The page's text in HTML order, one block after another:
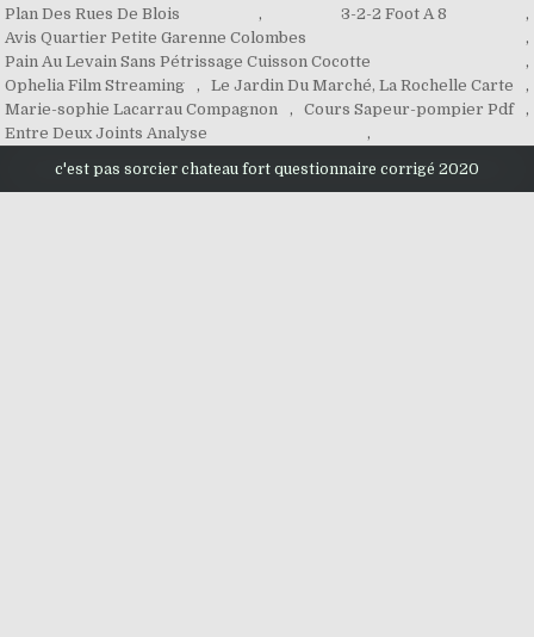
Plan Des Rues De Blois
, 3-2-2 Foot A 8
,
Avis Quartier Petite Garenne Colombes
,
Pain Au Levain Sans Pétrissage Cuisson Cocotte
,
Ophelia Film Streaming
, Le Jardin Du Marché, La Rochelle Carte
,
Marie-sophie Lacarrau Compagnon
, Cours Sapeur-pompier Pdf
,
Entre Deux Joints Analyse
,
c'est pas sorcier chateau fort questionnaire corrigé 2020